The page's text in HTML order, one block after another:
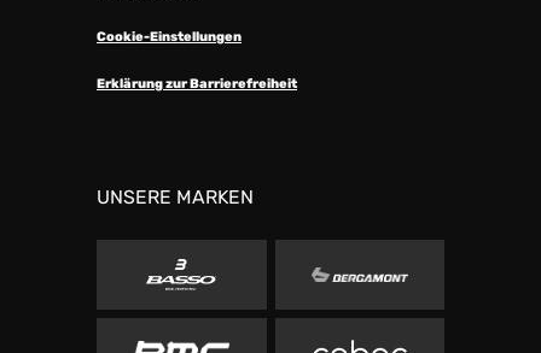
Cookie-Einstellungen
Erklärung zur Barrierefreiheit
UNSERE MARKEN